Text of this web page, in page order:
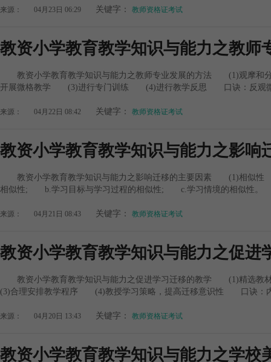
来源： 04月23日 06:29 关键字： 教师资格证考试
教资小学教育教学知识与能力之教师
教资小学教育教学知识与能力之教师专业发展的方法 (1)观摩和
开展微格教学 (3)进行专门训练 (4)进行教学反思 口诀：反观
来源： 04月22日 08:42 关键字： 教师资格证考试
教资小学教育教学知识与能力之影响
教资小学教育教学知识与能力之影响迁移的主要因素 (1)相似性
相似性; b.学习目标与学习过程的相似性; c.学习情境的相似性
来源： 04月21日 08:43 关键字： 教师资格证考试
教资小学教育教学知识与能力之促进
教资小学教育教学知识与能力之促进学习迁移的教学 (1)精
(3)合理安排教学程序 (4)教授学习策略，提高迁移意识性 口诀：
来源： 04月20日 13:43 关键字： 教师资格证考试
教资小学教育教学知识与能力之学校